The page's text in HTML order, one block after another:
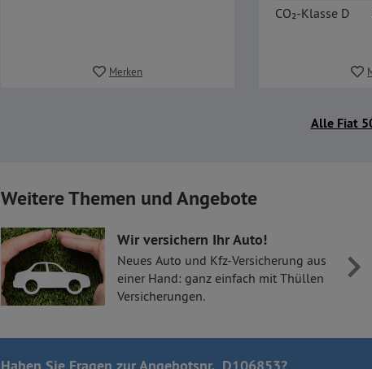
Merken
CO₂-Klasse D
Alle Fiat
Weitere Themen und Angebote
Wir versichern Ihr Auto!
Neues Auto und Kfz-Versicherung aus
einer Hand: ganz einfach mit Thüllen
Versicherungen.
Haben Sie Fragen zur Angebotsnr. D106853?